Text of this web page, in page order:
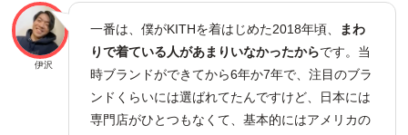
伊沢
一番は、僕がKITHを着はじめた2018年頃、
まわ
りで着ている人があまりいなかったからです。当
時ブランドができてから6年か7年で、注目のブラ
ンドくらいには選ばれてたんですけど、日本には
専門店がひとつもなくて、基本的にはアメリカの